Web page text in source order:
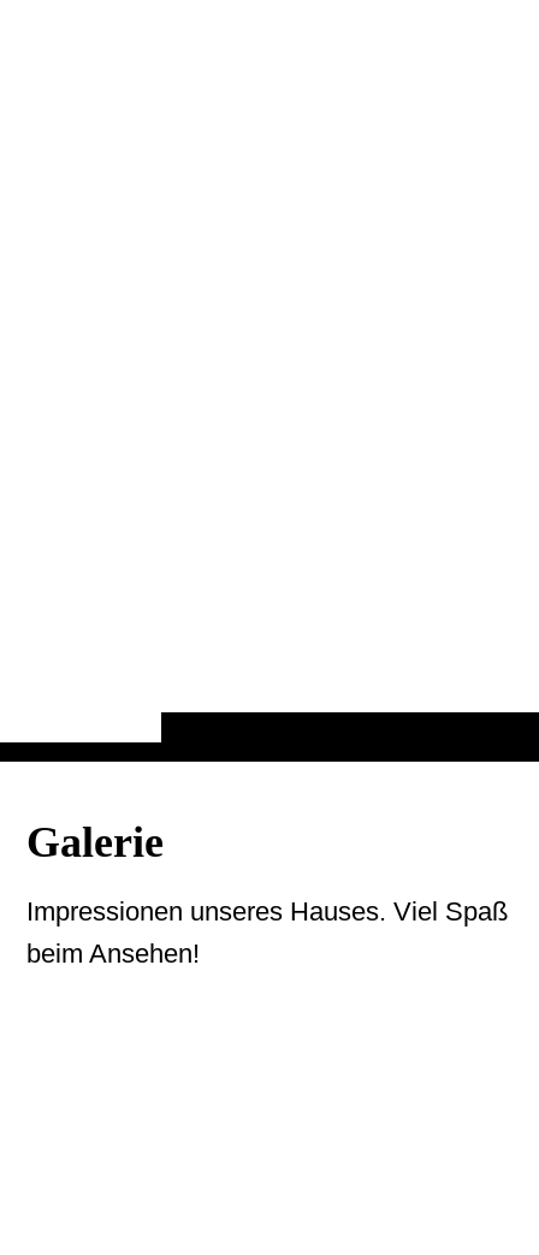
Galerie
Impressionen unseres Hauses. Viel Spaß
beim Ansehen!